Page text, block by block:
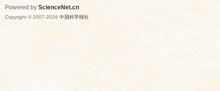
Powered by ScienceNet.cn
Copyright © 2007-2026 中国科学报社